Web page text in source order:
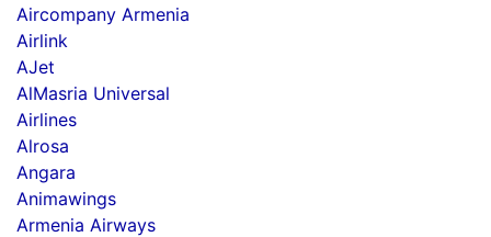
Aircompany Armenia
Airlink
AJet
AlMasria Universal
Airlines
Alrosa
Angara
Animawings
Armenia Airways